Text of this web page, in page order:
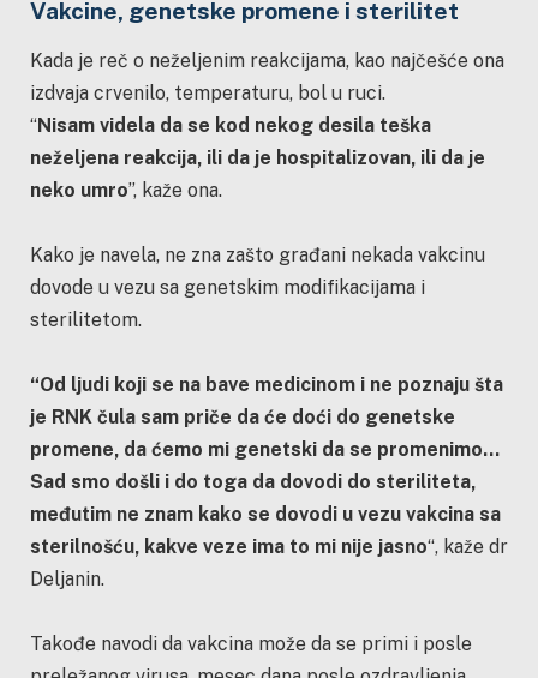
Vakcine, genetske promene i sterilitet
Kada je reč o neželjenim reakcijama, kao najčešće ona
izdvaja crvenilo, temperaturu, bol u ruci.
“Nisam videla da se kod nekog desila teška
neželjena reakcija, ili da je hospitalizovan, ili da je
neko umro”, kaže ona.
Kako je navela, ne zna zašto građani nekada vakcinu
dovode u vezu sa genetskim modifikacijama i
sterilitetom.
“Od ljudi koji se na bave medicinom i ne poznaju šta
je RNK čula sam priče da će doći do genetske
promene, da ćemo mi genetski da se promenimo…
Sad smo došli i do toga da dovodi do steriliteta,
međutim ne znam kako se dovodi u vezu vakcina sa
sterilnošću, kakve veze ima to mi nije jasno“, kaže dr
Deljanin.
Takođe navodi da vakcina može da se primi i posle